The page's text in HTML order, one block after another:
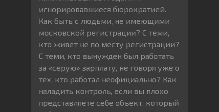
игнорировавшиеся бюрократией.
Как быть с людьми, не имеющими
московской регистрации? С теми,
кто живет не по месту регистрации?
С теми, кто вынужден был работать
за «серую» зарплату, не говоря уже о
тех, кто работал неофициально? Как
наладить контроль, если вы плохо
представляете себе объект, который